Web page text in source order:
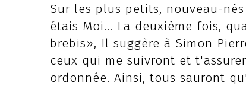
Sur les plus petits, nouveau-
étais Moi... La deuxième fois,
brebis», Il suggère à Simon
ceux qui me suivront et
ordonnée. Ainsi, tous sauront